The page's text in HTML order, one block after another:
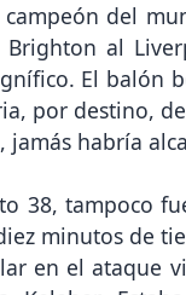
campeón del
al
El balón
por destino,
jamás habría
38, tampoco
minutos de
en el ataque